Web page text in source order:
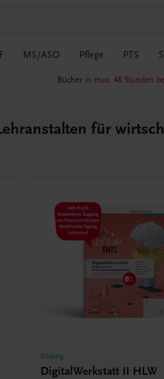
MS/ASO Pflege PTS
Bücher in max. 48 Stunden
für
Bildung
DigitalWerkstatt II HLW